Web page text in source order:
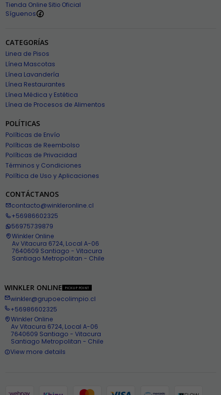
Tienda Online Sitio Oficial
Síguenos
CATEGORÍAS
Linea de Pisos
Línea Mascotas
Línea Lavandería
Línea Restaurantes
Línea Médica y Estética
Línea de Procesos de Alimentos
POLÍTICAS
Políticas de Envío
Políticas de Reembolso
Políticas de Privacidad
Términos y Condiciones
Política de Uso y Aplicaciones
CONTÁCTANOS
contacto@winkleronline.cl
+56986602325
56975739879
Winkler Online
Av Vitacura 6724, Local A-06
7640609 Santiago - Vitacura
Santiago Metropolitan - Chile
WINKLER ONLINE PICKUP POINT
winkler@grupoecolimpio.cl
+56986602325
Winkler Online
Av Vitacura 6724, Local A-06
7640609 Santiago - Vitacura
Santiago Metropolitan - Chile
View more details